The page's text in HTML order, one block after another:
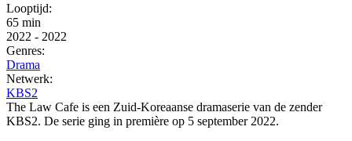
Looptijd:
65 min
2022 - 2022
Genres:
Drama
Netwerk:
KBS2
The Law Cafe is een Zuid-Koreaanse dramaserie van de zender
KBS2. De serie ging in première op 5 september 2022.